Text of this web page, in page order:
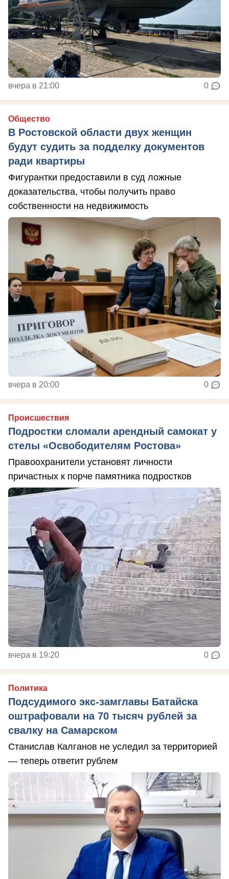
вчера в 21:00 0
Общество
В Ростовской области двух женщин
будут судить за подделку документов
ради квартиры
Фигурантки предоставили в суд ложные
доказательства, чтобы получить право
собственности на недвижимость
вчера в 20:00 0
Происшествия
Подростки сломали арендный самокат у
стелы «Освободителям Ростова»
Правоохранители установят личности
причастных к порче памятника подростков
вчера в 19:20 0
Политика
Подсудимого экс-замглавы Батайска
оштрафовали на 70 тысяч рублей за
свалку на Самарском
Станислав Калганов не уследил за территорией
— теперь ответит рублем